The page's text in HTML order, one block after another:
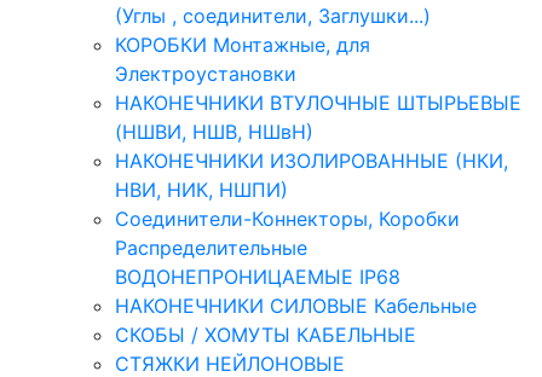
(Углы , соединители, Заглушки...)
КОРОБКИ Монтажные, для
Электроустановки
НАКОНЕЧНИКИ ВТУЛОЧНЫЕ ШТЫРЬЕВЫЕ
(НШВИ, НШВ, НШвН)
НАКОНЕЧНИКИ ИЗОЛИРОВАННЫЕ (НКИ,
НВИ, НИК, НШПИ)
Соединители-Коннекторы, Коробки
Распределительные
ВОДОНЕПРОНИЦАЕМЫЕ IP68
НАКОНЕЧНИКИ СИЛОВЫЕ Кабельные
СКОБЫ / ХОМУТЫ КАБЕЛЬНЫЕ
СТЯЖКИ НЕЙЛОНОВЫЕ